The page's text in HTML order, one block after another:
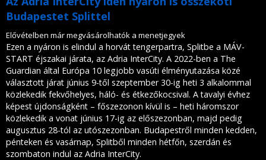
Budapestet Splittel
Elővételben már megvásárolhatók a menetjegyek
Ezen a nyáron is elindul a horvát tengerpartra, Splitbe a MÁV-
START éjszakai járata, az Adria InterCity. A 2022-ben a The
Guardian által Európa 10 legjobb vasúti élményutazása közé
választott járat június 9-től szeptember 30-ig heti 3 alkalommal
közlekedik fekvőhelyes, háló- és étkezőkocsival. A tavalyi évhez
képest újdonságként – főszezonon kívül is – heti háromszor
közlekedik a vonat június 17-ig az előszezonban, majd pedig
augusztus 28-tól az utószezonban. Budapestről minden kedden,
pénteken és vasárnap, Splitből minden hétfőn, szerdán és
szombaton indul az Adria InterCity.